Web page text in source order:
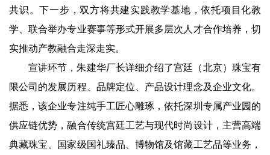
共识。下一步，双方将共建实践教学基地，依托项目化教
学、联合举办专业赛事等形式开展多层次人才合作培养，切
实推动产教融合走深走实。
宣讲环节，朱建华厂长详细介绍了宫廷（北京）珠宝有
限公司的发展历程、品牌定位、产品设计理念及企业文化。
据悉，该企业专注纯手工匠心雕琢，依托深圳专属产业园的
供应链优势，融合传统宫廷工艺与现代时尚设计，主营高端
典藏珠宝、国家级国礼臻品、博物馆及馆藏工艺品等业务，